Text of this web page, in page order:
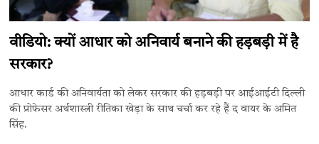
वीडियो: क्यों आधार को अनिवार्य बनाने की हड़बड़ी में है
सरकार?
आधार कार्ड की अनिवार्यता को लेकर सरकार की हड़बड़ी पर आईआईटी दिल्ली
की प्रोफेसर अर्थशास्त्री रीतिका खेड़ा के साथ चर्चा कर रहे हैं द वायर के अमित
सिंह.